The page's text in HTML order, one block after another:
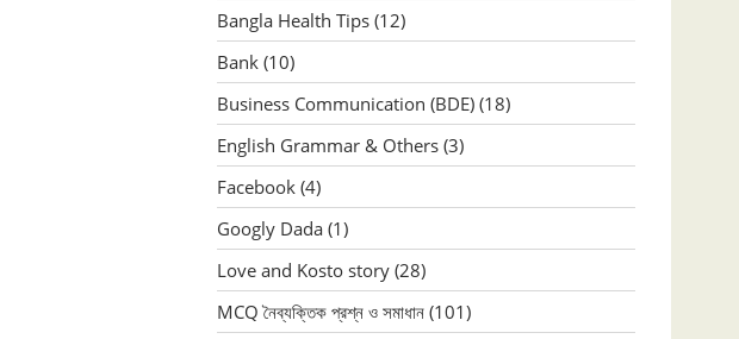
Bangla Health Tips (12)
Bank (10)
Business Communication (BDE) (18)
English Grammar & Others (3)
Facebook (4)
Googly Dada (1)
Love and Kosto story (28)
MCQ নৈব্যক্তিক প্রশ্ন ও সমাধান (101)